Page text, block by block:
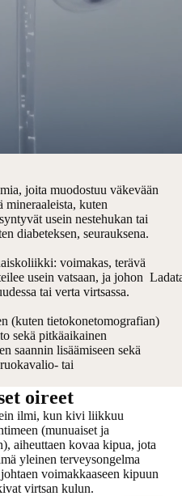
joita muodostuu väkevään
mineraaleista, kuten
usein nestehukan tai
diabeteksen, seurauksena.
voimakas, terävä
usein vatsaan, ja johon
tai verta virtsassa.
(kuten tietokonetomografian)
sekä pitkäaikainen
saannin lisäämiseen sekä
tai
oireet
ilmi, kun kivi liikkuu
(munuaiset ja
aiheuttaen kovaa kipua, jota
yleinen terveysongelma
voimakkaaseen kipuun
virtsan kulun.